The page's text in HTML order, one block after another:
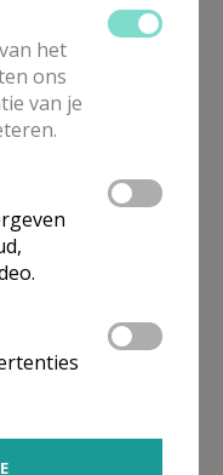
het
ons
van je